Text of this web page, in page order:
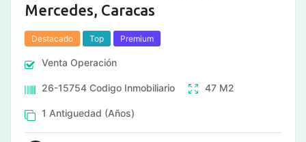
Mercedes, Caracas
Destacado Top Premium
Venta Operación
26-15754 Codigo Inmobiliario 47 M2
1 Antiguedad (Años)